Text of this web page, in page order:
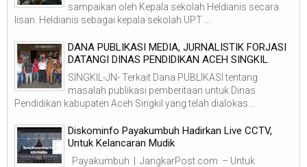
sampaikan oleh Kepala sekolah Heldianis secara
lisan. Heldianis sebagai kepala sekolah UPT ...
DANA PUBLIKASI MEDIA, JURNALISTIK FORJASI
DATANGI DINAS PENDIDIKAN ACEH SINGKIL
SINGKIL-JN- Terkait Dana PUBLIKASI tentang
masalah publikasi pemberitaan untuk Dinas
Pendidikan kabupaten Aceh Singkil yang telah dialokas...
Diskominfo Payakumbuh Hadirkan Live CCTV,
Untuk Kelancaran Mudik
Payakumbuh | JangkarPost.com – Untuk